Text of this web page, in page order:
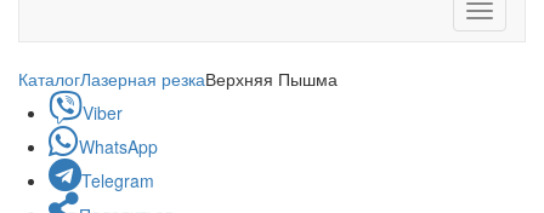
Toggle
КаталогЛазерная резкаВерхняя Пышма
Viber
WhatsApp
Telegram